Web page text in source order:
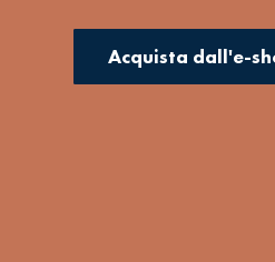
Acquista dall'e-